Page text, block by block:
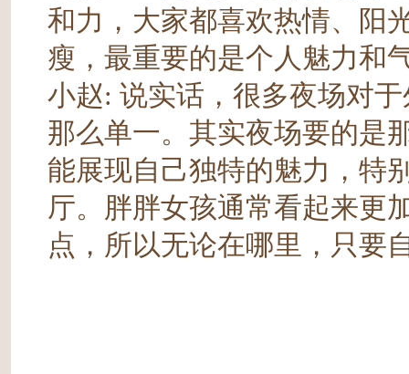
和力，大家都喜欢热情、阳
瘦，最重要的是个人魅力和
小赵: 说实话，很多夜场对
那么单一。其实夜场要的是
能展现自己独特的魅力，特
厅。胖胖女孩通常看起来更
点，所以无论在哪里，只要